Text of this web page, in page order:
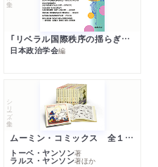
「リベラル国際秩序の揺らぎ」再考 年報政治学２０２６‐Ⅰ
日本政治学会編
シリーズ・全集
ムーミン・コミックス 全１４巻セット
トーベ・ヤンソン著
ラルス・ヤンソン著ほか